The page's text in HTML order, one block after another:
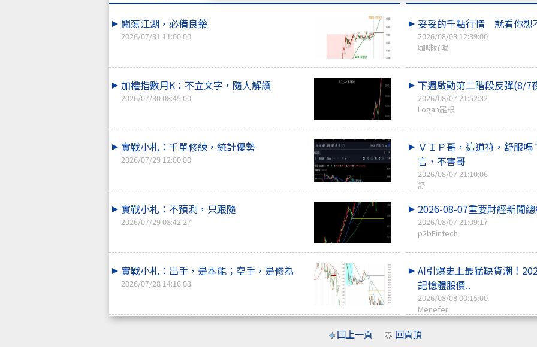
闖蕩江湖，必備良藥
2026/07/31 11:00:00
加權指數月K：不立文字，隨人解讀
2026/07/30 08:45:00
實戰小札：千單修練，統計優勢
2026/07/29 12:00:00
實戰小札：不預測，只跟隨
2026/07/29 08:42:27
實戰小札：出手，是本能；空手，是修為
2026/07/28 14:16:03
妥妥的千點行情 就看你想
2026/08/08 12:39:00
咖啡好喝
下週啟動第二階段反彈(8/7
2026/08/07 21:52:32
Logan羅根
ＶＩＰ哥，這道符，舒服
言，不害哥
2026/08/07 21:10:06
舒
2026-08-07重要財經新聞
2026/08/07 21:09:17
p2bFintech
AI引爆史上最猛缺貨潮！
記憶體股價..
2026/08/08 00:15:00
Menefer
回上一頁 回頁頂